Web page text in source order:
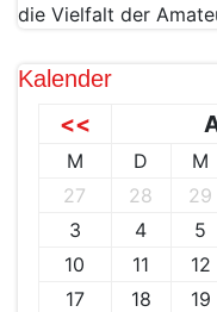
die Vielfalt der
Kalender
<<
M D M
27
28 29
3
4 5
10
11 12
17
18 19